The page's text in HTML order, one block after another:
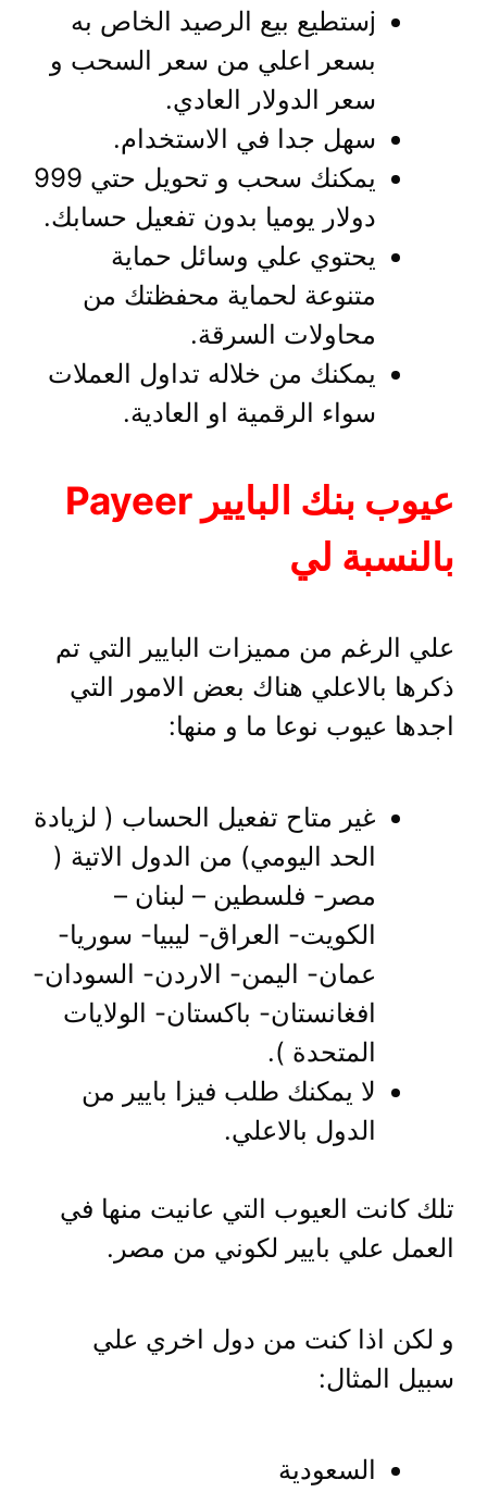
jستطيع بيع الرصيد الخاص به
بسعر اعلي من سعر السحب و
سعر الدولار العادي.
سهل جدا في الاستخدام.
يمكنك سحب و تحويل حتي 999
دولار يوميا بدون تفعيل حسابك.
يحتوي علي وسائل حماية
متنوعة لحماية محفظتك من
محاولات السرقة.
يمكنك من خلاله تداول العملات
سواء الرقمية او العادية.
عيوب بنك البايير Payeer
بالنسبة لي
علي الرغم من مميزات البايير التي تم
ذكرها بالاعلي هناك بعض الامور التي
اجدها عيوب نوعا ما و منها:
غير متاح تفعيل الحساب ( لزيادة
الحد اليومي) من الدول الاتية (
مصر- فلسطين – لبنان –
الكويت- العراق- ليبيا- سوريا-
عمان- اليمن- الاردن- السودان-
افغانستان- باكستان- الولايات
المتحدة ).
لا يمكنك طلب فيزا بايير من
الدول بالاعلي.
تلك كانت العيوب التي عانيت منها في
العمل علي بايير لكوني من مصر.
و لكن اذا كنت من دول اخري علي
سبيل المثال:
السعودية